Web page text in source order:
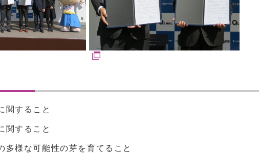
関すること
関すること
多様な可能性の芽を育てること